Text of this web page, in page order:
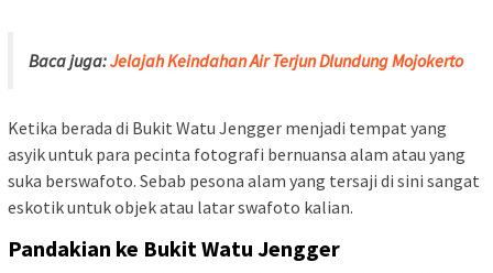
Baca juga:Jelajah Keindahan Air Terjun Dlundung Mojokerto
Ketika berada di Bukit Watu Jengger menjadi tempat yang
asyik untuk para pecinta fotografi bernuansa alam atau yang
suka berswafoto. Sebab pesona alam yang tersaji di sini sangat
eskotik untuk objek atau latar swafoto kalian.
Pandakian ke Bukit Watu Jengger